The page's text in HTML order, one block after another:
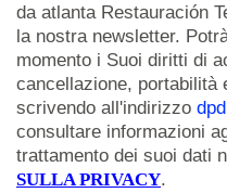
da atlanta Restauración
la nostra newsletter.
momento i Suoi diritti di
cancellazione, portabilità
scrivendo all'indirizzo
consultare informazioni
trattamento dei suoi dati
SULLA PRIVACY.